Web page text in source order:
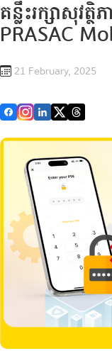
គន្លឹះរក្សាសុវត្ថិ
PRASAC
21 February, 2025